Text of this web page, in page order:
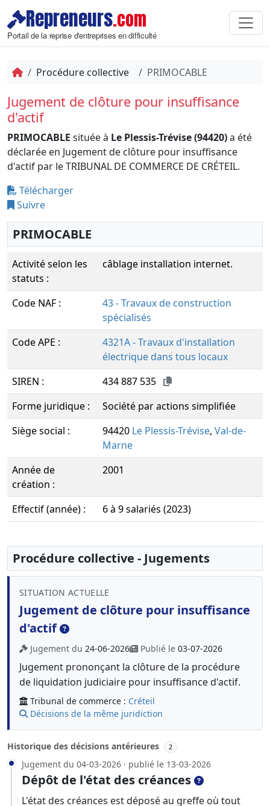
Repreneurs.com
Portail de la reprise d'entreprises en difficulté
Procédure collective PRIMOCABLE
Jugement de clôture pour insuffisance
d'actif
PRIMOCABLE située à Le Plessis-Trévise (94420)a été
déclarée en Jugement de clôture pour insuffisance
d'actif par le TRIBUNAL DE COMMERCE DE CRÉTEIL.
Télécharger
Suivre
PRIMOCABLE
Activité selon les
statuts :
câblage installation internet.
Code NAF :
43 - Travaux de construction
spécialisés
Code APE :
4321A - Travaux d'installation
électrique dans tous locaux
SIREN :
434 887 535
Forme juridique :
Société par actions simplifiée
Siège social :
94420 Le Plessis-Trévise, Val-de-
Marne
Année de
création :
2001
Effectif (année) : 6 à 9 salariés (2023)
Procédure collective - Jugements
SITUATION ACTUELLE
Jugement de clôture pour insuffisance
d'actif
Jugement du 24-06-2026 Publié le 03-07-2026
Jugement prononçant la clôture de la procédure
de liquidation judiciaire pour insuffisance d'actif.
Tribunal de commerce : Créteil
Décisions de la même juridiction
Historique des décisions antérieures 2
Jugement du 04-03-2026 · publié le 13-03-2026
Dépôt de l'état des créances
L'état des créances est déposé au greffe où tout